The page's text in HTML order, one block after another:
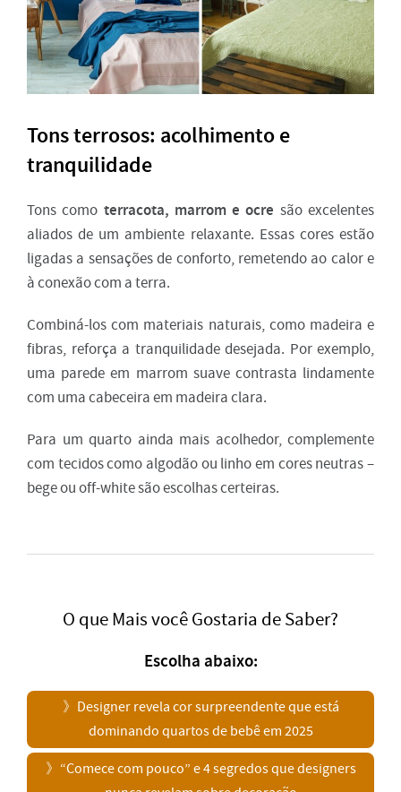
Tons terrosos: acolhimento e
tranquilidade
Tons como terracota, marrom e ocre são excelentes
aliados de um ambiente relaxante. Essas cores estão
ligadas a sensações de conforto, remetendo ao calor e
à conexão com a terra.
Combiná-los com materiais naturais, como madeira e
fibras, reforça a tranquilidade desejada. Por exemplo,
uma parede em marrom suave contrasta lindamente
com uma cabeceira em madeira clara.
Para um quarto ainda mais acolhedor, complemente
com tecidos como algodão ou linho em cores neutras –
bege ou off-white são escolhas certeiras.
O que Mais você Gostaria de Saber?
Escolha abaixo:
》 Designer revela cor surpreendente que está
dominando quartos de bebê em 2025
》 “Comece com pouco” e 4 segredos que designers